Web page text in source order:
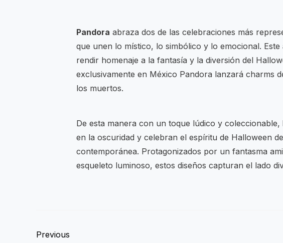
Pandora abraza dos de las celebraciones más
que unen lo místico, lo simbólico y lo emocional.
rendir homenaje a la fantasía y la diversión del
exclusivamente en México Pandora lanzará charms
los muertos.
De esta manera con un toque lúdico y coleccionable,
en la oscuridad y celebran el espíritu de Halloween
contemporánea. Protagonizados por un fantasma
esqueleto luminoso, estos diseños capturan el lado
Previous